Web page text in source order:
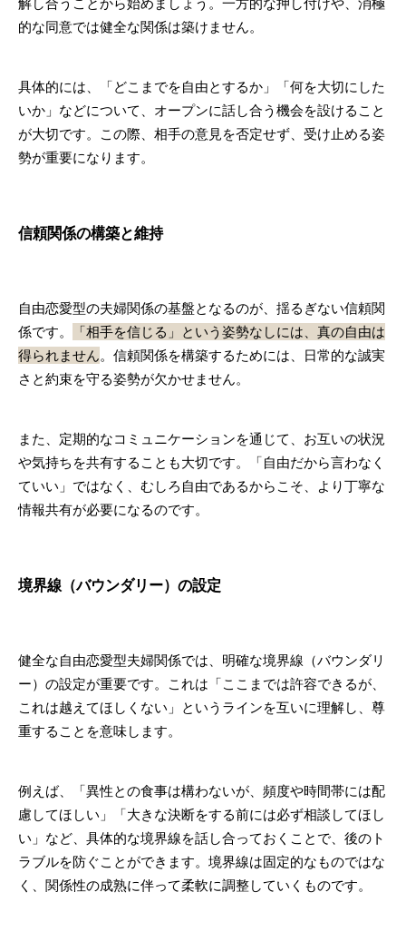
的な同意では健全な関係は築けません。
具体的には、「どこまでを自由とするか」「何を大切にした
いか」などについて、オープンに話し合う機会を設けること
が大切です。この際、相手の意見を否定せず、受け止める姿
勢が重要になります。
信頼関係の構築と維持
自由恋愛型の夫婦関係の基盤となるのが、揺るぎない信頼関
係です。
「相手を信じる」という姿勢なしには、真の自由は
得られません。信頼関係を構築するためには、日常的な誠実
さと約束を守る姿勢が欠かせません。
また、定期的なコミュニケーションを通じて、お互いの状況
や気持ちを共有することも大切です。「自由だから言わなく
ていい」ではなく、むしろ自由であるからこそ、より丁寧な
情報共有が必要になるのです。
境界線（バウンダリー）の設定
健全な自由恋愛型夫婦関係では、明確な境界線（バウンダリ
ー）の設定が重要です。これは「ここまでは許容できるが、
これは越えてほしくない」というラインを互いに理解し、尊
重することを意味します。
例えば、「異性との食事は構わないが、頻度や時間帯には配
慮してほしい」「大きな決断をする前には必ず相談してほし
い」など、具体的な境界線を話し合っておくことで、後のト
ラブルを防ぐことができます。境界線は固定的なものではな
く、関係性の成熟に伴って柔軟に調整していくものです。